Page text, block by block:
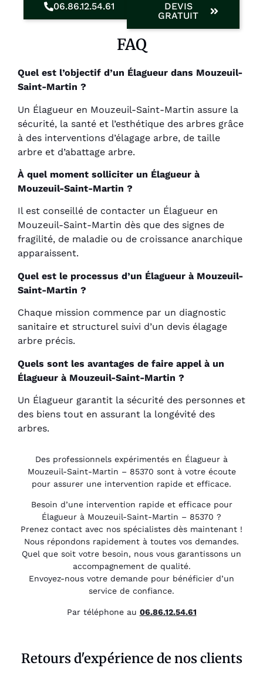
06.86.12.54.61
DEVIS
GRATUIT
FAQ
Quel est l’objectif d’un Élagueur dans Mouzeuil-
Saint-Martin ?
Un Élagueur en Mouzeuil-Saint-Martin assure la
sécurité, la santé et l’esthétique des arbres grâce
à des interventions d’élagage arbre, de taille
arbre et d’abattage arbre.
À quel moment solliciter un Élagueur à
Mouzeuil-Saint-Martin ?
Il est conseillé de contacter un Élagueur en
Mouzeuil-Saint-Martin dès que des signes de
fragilité, de maladie ou de croissance anarchique
apparaissent.
Quel est le processus d’un Élagueur à Mouzeuil-
Saint-Martin ?
Chaque mission commence par un diagnostic
sanitaire et structurel suivi d’un devis élagage
arbre précis.
Quels sont les avantages de faire appel à un
Élagueur à Mouzeuil-Saint-Martin ?
Un Élagueur garantit la sécurité des personnes et
des biens tout en assurant la longévité des
arbres.
Des professionnels expérimentés en Élagueur à
Mouzeuil-Saint-Martin – 85370 sont à votre écoute
pour assurer une intervention rapide et efficace.
Besoin d’une intervention rapide et efficace pour
Élagueur à Mouzeuil-Saint-Martin – 85370 ?
Prenez contact avec nos spécialistes dès maintenant !
Nous répondons rapidement à toutes vos demandes.
Quel que soit votre besoin, nous vous garantissons un
accompagnement de qualité.
Envoyez-nous votre demande pour bénéficier d’un
service de confiance.
Par téléphone au 06.86.12.54.61
Retours d'expérience de nos clients